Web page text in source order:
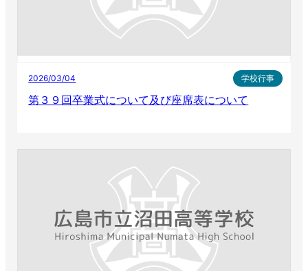
2026/03/04 学校行事
第３９回卒業式について及び座席表について